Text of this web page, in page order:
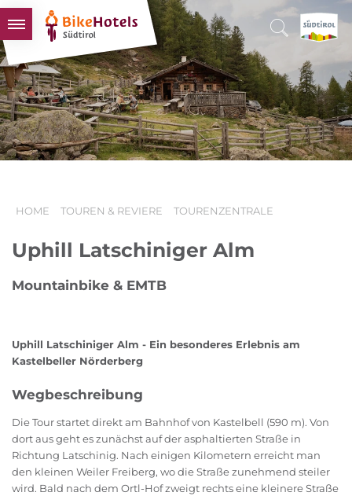
BIKEHOTELS
HOTELS & PAKETE
TOUREN & REVIERE
SÜDTIROL & WIR
HOME TOUREN & REVIERE TOURENZENTRALE
Uphill Latschiniger Alm
Mountainbike & EMTB
Uphill Latschiniger Alm - Ein besonderes Erlebnis am
Kastelbeller Nörderberg
Wegbeschreibung
Die Tour startet direkt am Bahnhof von Kastelbell (590 m). Von
dort aus geht es zunächst auf der asphaltierten Straße in
Richtung Latschinig. Nach einigen Kilometern erreicht man
den kleinen Weiler Freiberg, wo die Straße zunehmend steiler
wird. Bald nach dem Ortl-Hof zweigt rechts eine kleinere Straße